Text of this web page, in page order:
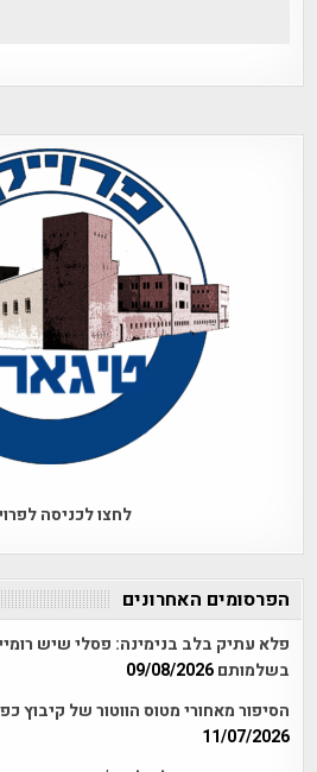
לחצו לכניסה
הפרסומים האחרונים
פלא עתיק בלב בנימינה: פסלי שיש
בשלמותם 09/08/2026
הסיפור מאחורי מטוס הווטור של קיבוץ
11/07/2026